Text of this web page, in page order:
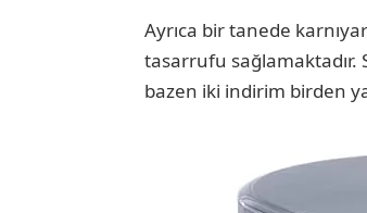
Ayrıca bir tanede
tasarrufu sağlamaktadır.
bazen iki indirim birden